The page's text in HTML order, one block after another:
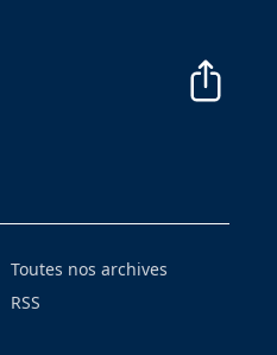
Toutes nos archives
RSS